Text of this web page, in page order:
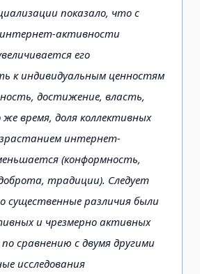
показало, что с
активности
его
к индивидуальным ценностям
достижение, власть,
время, доля коллективных
интернет-
(конформность,
традиции). Следует
различия были
и чрезмерно активных
сравнению с двумя другими
исследования